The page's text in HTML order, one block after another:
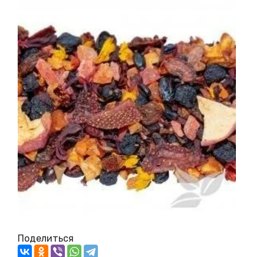
Поделиться